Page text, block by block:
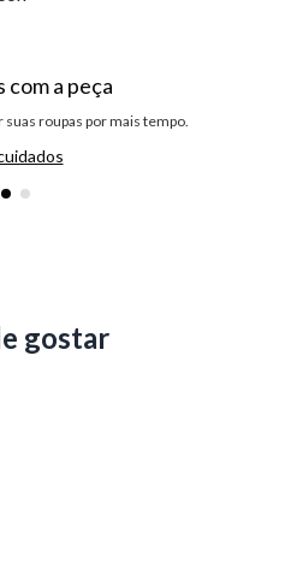
com a peça
roupas por mais tempo.
gostar